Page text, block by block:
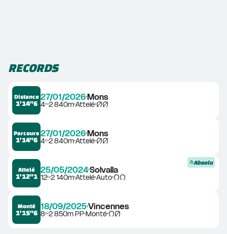
RECORDS
Distance
1'14"6
27/01/2026Mons
4ᵉ2 840mAttelé
Parcours
1'14"6
27/01/2026Mons
4ᵉ2 840mAttelé
Attelé
1'12"1
25/05/2024Solvalla
12ᵉ2 140mAtteléAuto
Absolu
Monté
1'15"6
18/09/2025Vincennes
8ᵉ2 850m PPMonté